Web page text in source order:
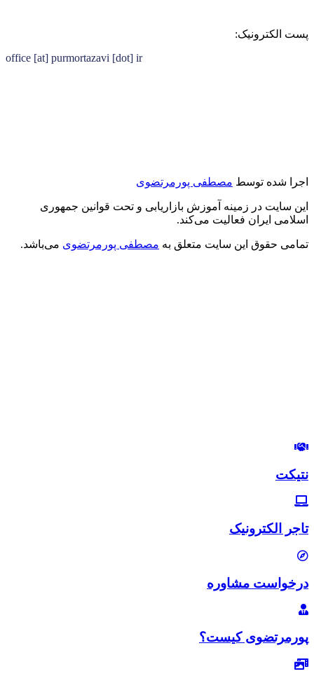
پست الکترونیک:
office [at] purmortazavi [dot] ir
اجرا شده توسط مصطفی پورمرتضوی
این سایت در زمینه آموزش بازاریابی و تحت قوانین جمهوری
اسلامی ایران فعالیت می‌کند.
تمامی حقوق این سایت متعلق به مصطفی پورمرتضوی می‌باشد.
نتیکت
تاجر الکترونیک
درخواست مشاوره
پورمرتضوی کیست؟